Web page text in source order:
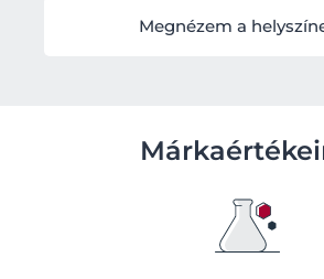
Megnézem a